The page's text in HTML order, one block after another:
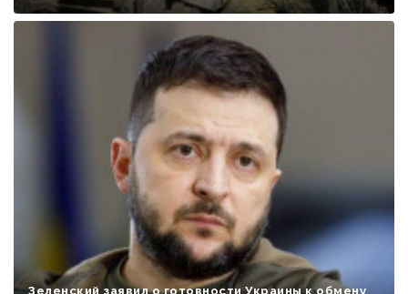
Зеленский заявил о готовности Украины к обмену